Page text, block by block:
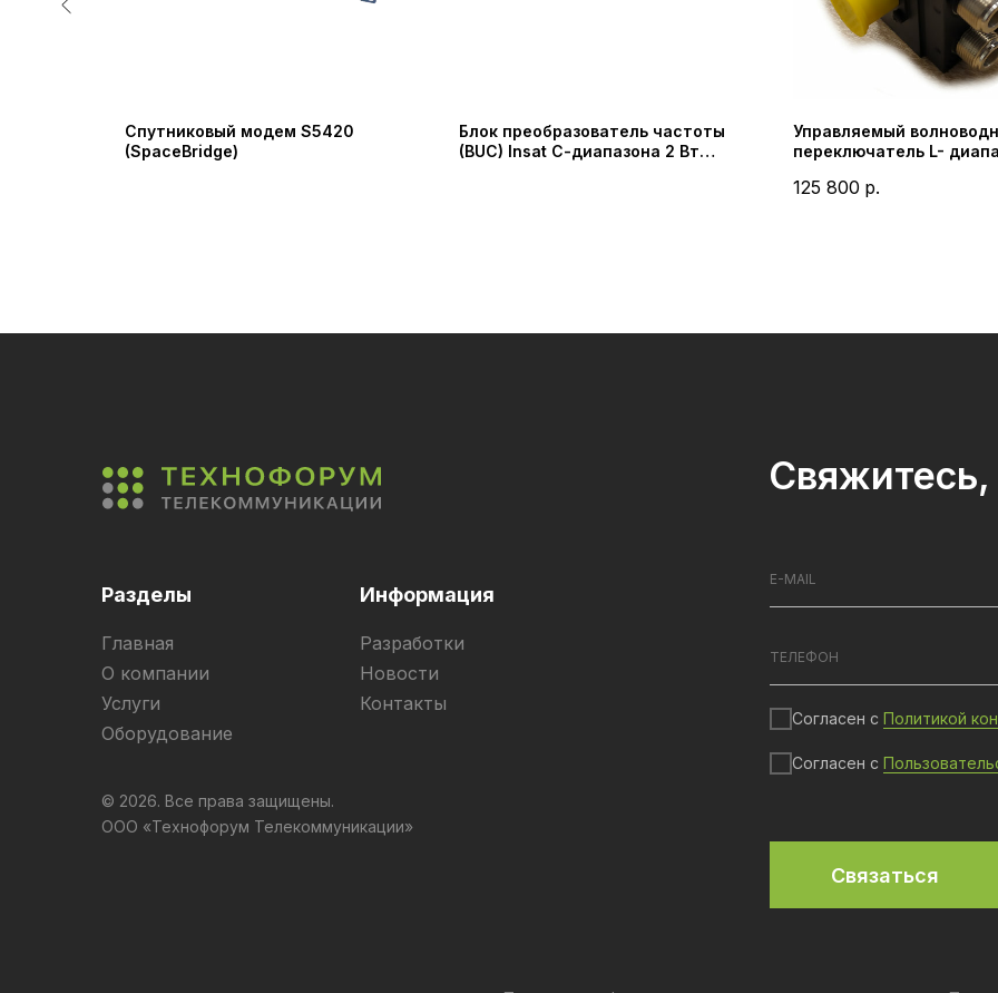
Спутниковый модем S5420
(SpaceBridge)
Блок преобразователь частоты
(BUC) Insat С-диапазона 2 Вт
Управляемый
переключатель L-
Industries)
125 800 р.
Разделы Информация
Главная
О компании
Услуги
Оборудование
Разработки
Новости
Контакты
© 2026. Все права защищены.
ООО «Технофорум Телекоммуникации»
Согласен с Политикой
Согласен с
Связаться
Свяжитесь,